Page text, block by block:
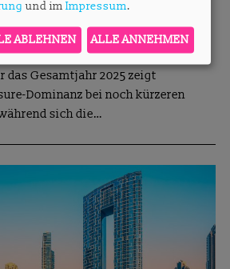
Segment steht seit einiger
Operations- und
Der Marktreport 2026 von
das Gesamtjahr 2025 zeigt
Dominanz bei noch kürzeren
sich die…
und im Impressum.
ABLEHNEN ALLE ANNEHMEN